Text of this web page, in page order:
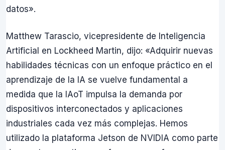
datos».
Matthew Tarascio, vicepresidente de Inteligencia
Artificial en Lockheed Martin, dijo: «Adquirir nuevas
habilidades técnicas con un enfoque práctico en el
aprendizaje de la IA se vuelve fundamental a
medida que la IAoT impulsa la demanda por
dispositivos interconectados y aplicaciones
industriales cada vez más complejas. Hemos
utilizado la plataforma Jetson de NVIDIA como parte